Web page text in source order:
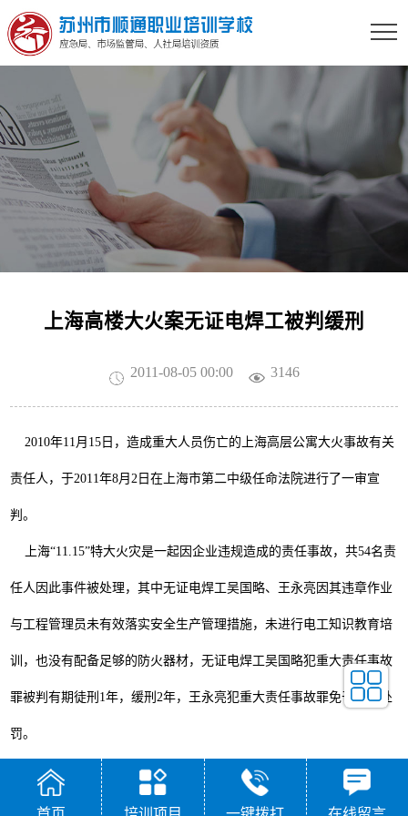
上海高楼大火案无证电焊工被判缓刑
2011-08-05 00:00 3146
2010年11月 15 日，造成重大人员伤亡的上海高层公寓大火事故有关
责任人，于2011年8月2 日在上海市第二中级任命法院进行了一审宣
判。
上海“11.15”特大火灾是一起因企业违规造成的责任事故，共54名责
任人因此事件被处理，其中无证电焊工吴国略、王永亮因其违章作业
与工程管理员未有效落实安全生产管理措施，未进行电工知识教育培
训，也没有配备足够的防火器材，无证电焊工吴国略犯重大责任事故
罪被判有期徒刑 1年，缓刑2年，王永亮犯重大责任事故罪免于刑事处
罚。
摘自《燕子晚报》
2011.8.13